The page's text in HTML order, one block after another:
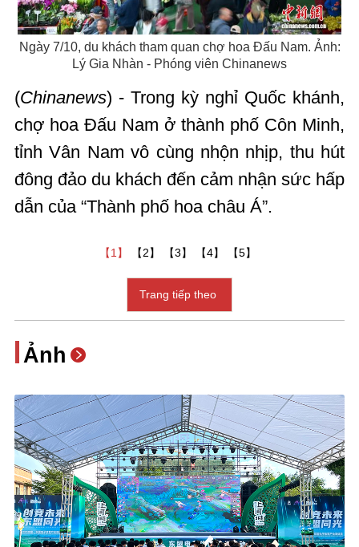
Ngày 7/10, du khách tham quan chợ hoa Đấu Nam. Ảnh:
Lý Gia Nhàn - Phóng viên Chinanews
(Chinanews) - Trong kỳ nghỉ Quốc khánh,
chợ hoa Đấu Nam ở thành phố Côn Minh,
tỉnh Vân Nam vô cùng nhộn nhịp, thu hút
đông đảo du khách đến cảm nhận sức hấp
dẫn của “Thành phố hoa châu Á”.
【1】 【2】 【3】 【4】 【5】
Trang tiếp theo
Ảnh